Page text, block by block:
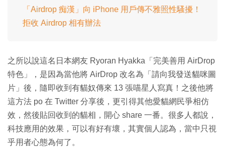
「Airdrop 痴漢」向 iPhone 用戶傳不雅照性騷擾！
拒收 Airdrop 相有辦法
之所以說這名日本網友 Ryoran Hyakka「完美善用 AirDrop
特色」，是因為當他將 AirDrop 改名為「請向我發送貓咪圖
片」後，隨即收到有貓奴傳來 13 張喵星人寫真！之後他將
這方法 po 在 Twitter 分享後，更引得其他愛貓網民爭相仿
效，然後貼回收到的貓相，開心 share 一番。很多人都說，
科技應用的效果，可以有好有壞，其實個人認為，當中只視
乎用者心態為何了。